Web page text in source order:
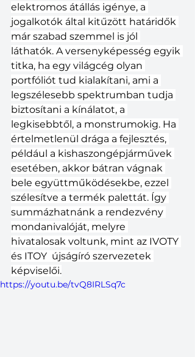
elektromos átállás igénye, a
jogalkotók által kitűzött határidők
már szabad szemmel is jól
láthatók. A versenyképesség egyik
titka, ha egy világcég olyan
portfóliót tud kialakítani, ami a
legszélesebb spektrumban tudja
biztosítani a kínálatot, a
legkisebbtől, a monstrumokig. Ha
értelmetlenül drága a fejlesztés,
például a kishaszongépjárművek
esetében, akkor bátran vágnak
bele együttműködésekbe, ezzel
szélesítve a termék palettát. Így
summázhatnánk a rendezvény
mondanivalóját, melyre
hivatalosak voltunk, mint az IVOTY
és ITOY  újságíró szervezetek
képviselői.
https://youtu.be/tvQ8IRLSq7c